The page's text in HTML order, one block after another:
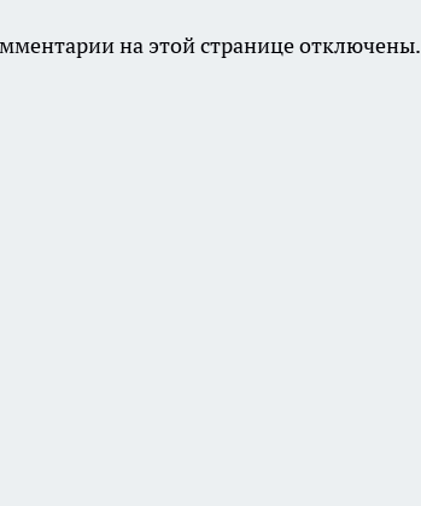
на этой странице отключены.